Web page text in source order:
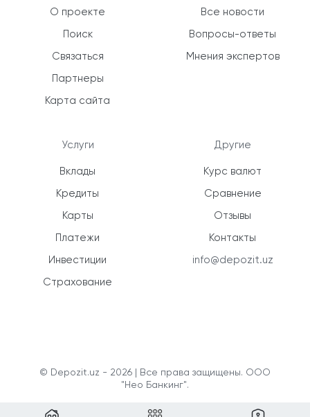
О проекте
Поиск
Связаться
Партнеры
Карта сайта
Услуги
Вклады
Кредиты
Карты
Платежи
Инвестиции
Страхование
Все новости
Вопросы-ответы
Мнения экспертов
Другие
Курс валют
Сравнение
Отзывы
Контакты
info@depozit.uz
© Depozit.uz - 2026 | Все права защищены. ООО
"Нео Банкинг".